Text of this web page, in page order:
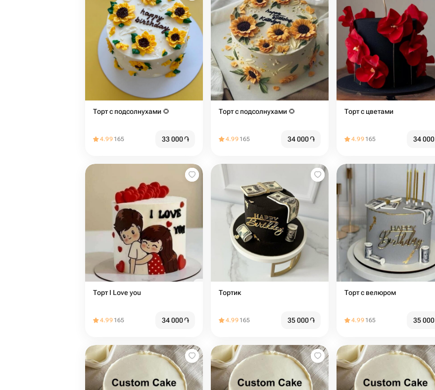
Торт с подсолнухами 🌻
4.99 165 33 000֏
Торт с подсолнухами 🌻
4.99 165 34 000֏
Торт с цветами
4.99 165 34 000
Торт I Love you ️
4.99 165 34 000֏
Тортик
4.99 165 35 000֏
Торт с велюром
4.99 165 35 000